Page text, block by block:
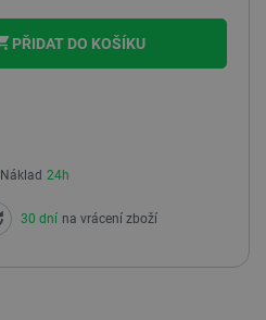
PŘIDAT DO KOŠÍKU
Náklad 24h
30 dní na vrácení zboží